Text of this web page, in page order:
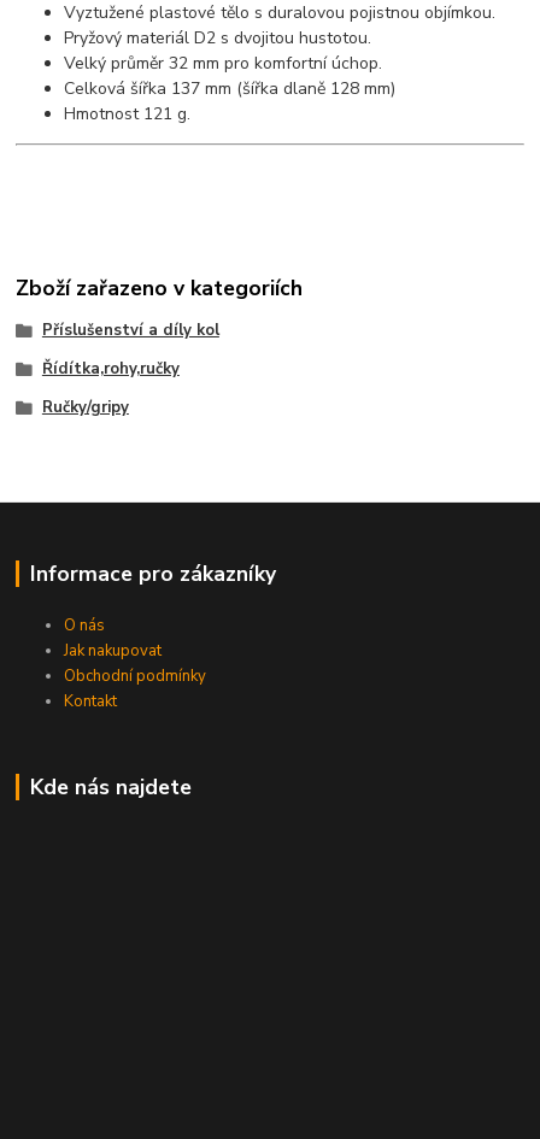
Vyztužené plastové tělo s duralovou pojistnou objímkou.
Pryžový materiál D2 s dvojitou hustotou.
Velký průměr 32 mm pro komfortní úchop.
Celková šířka 137 mm (šířka dlaně 128 mm)
Hmotnost 121 g.
Zboží zařazeno v kategoriích
Příslušenství a díly kol
Řídítka,rohy,ručky
Ručky/gripy
Informace pro zákazníky
O nás
Jak nakupovat
Obchodní podmínky
Kontakt
Kde nás najdete